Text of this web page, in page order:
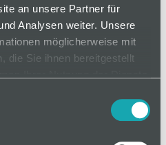
an unsere Partner für
Analysen weiter. Unsere
möglicherweise mit
die Sie ihnen bereitgestellt
auf Anfrage
Mindestbestellmenge: 1